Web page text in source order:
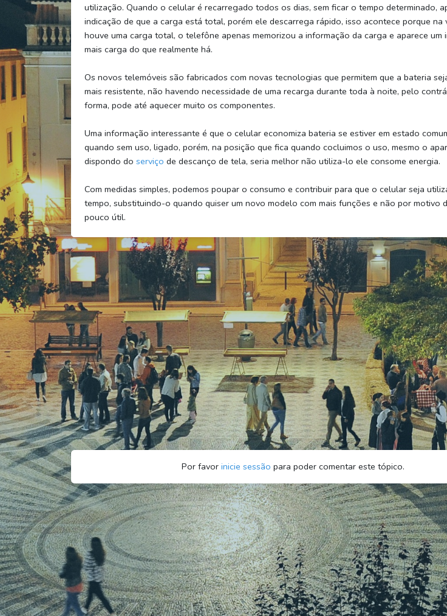
utilização. Quando o celular é recarregado todos os dias, sem ficar o tempo determinado,
indicação de que a carga está total, porém ele descarrega rápido, isso acontece porque na
houve uma carga total, o telefône apenas memorizou a informação da carga e aparece um
mais carga do que realmente há.
Os novos telemóveis são fabricados com novas tecnologias que permitem que a bateria
mais resistente, não havendo necessidade de uma recarga durante toda à noite, pelo
forma, pode até aquecer muito os componentes.
Uma informação interessante é que o celular economiza bateria se estiver em estado
quando sem uso, ligado, porém, na posição que fica quando cocluimos o uso, mesmo o
dispondo do serviço de descanço de tela, seria melhor não utiliza-lo ele consome energia.
Com medidas simples, podemos poupar o consumo e contribuir para que o celular seja
tempo, substituindo-o quando quiser um novo modelo com mais funções e não por motivo
pouco útil.
Por favor inicie sessão para poder comentar este tópico.